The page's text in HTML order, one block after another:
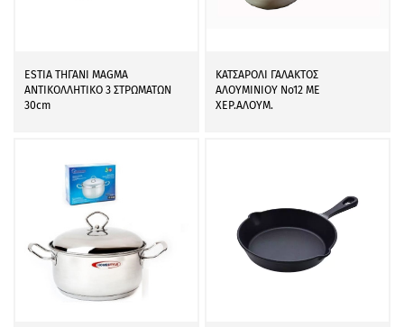
ESTIA ΤΗΓΑΝΙ MAGMA
ΑΝΤΙΚΟΛΛΗΤΙΚΟ 3 ΣΤΡΩΜΑΤΩΝ
30cm
ΚΑΤΣΑΡΟΛΙ ΓΑΛΑΚΤΟΣ
ΑΛΟΥΜΙΝΙΟΥ Νο12 ΜΕ
ΧΕΡ.ΑΛΟΥΜ.